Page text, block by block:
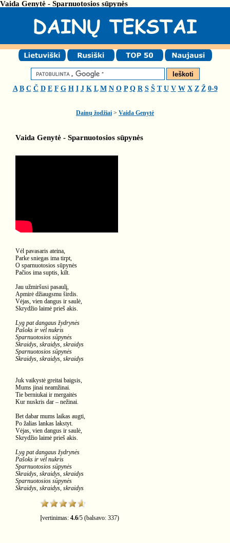
Vaida Genytė - Sparnuotosios sūpynės
A B C Č D E F G H I J K L M N O P Q R S Š T U V W X Z Ž 0-9
Dainų žodžiai > Vaida Genytė
Vaida Genytė - Sparnuotosios sūpynės
Vėl pavasaris ateina,
Parke sniegas ima tirpt,
O sparnuotosios sūpynės
Pačios ima suptis, kilt.
Jau užmiršusi pasaulį,
Apmirė džiaugsmu širdis.
Vėjas, vien dangus ir saulė,
Skrydžio laimė prieš akis.
Lyg pat dangaus žydrynės
Pašoks ir vėl nukris
Sparnuotosios sūpynės
Skraidys, skraidys, skraidys
Sparnuotosios sūpynės
Skraidys, skraidys, skraidys
Juk vaikystė greitai baigsis,
Mums jinai neamžinai.
Tie berniukai ir mergaitės
Kur nuskris dar – nežinai.
Bet dabar mums laikas augti,
Po žalias lankas lakstyt.
Vėjas, vien dangus ir saulė,
Skrydžio laimė prieš akis.
Lyg pat dangaus žydrynės
Pašoks ir vėl nukris
Sparnuotosios sūpynės
Skraidys, skraidys, skraidys
Sparnuotosios sūpynės
Skraidys, skraidys, skraidys
Įvertinimas: 4.6/5 (balsavo: 337)